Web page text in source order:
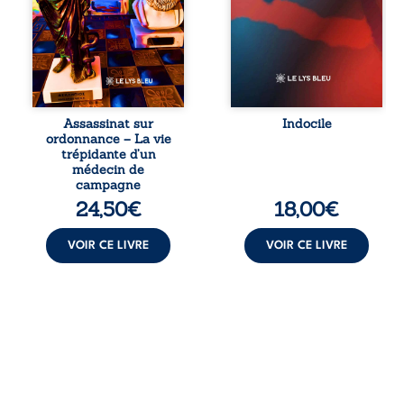
médecin de
famille, qui revient
sur son parcours
médical, syndical
et ordinal. Depuis
septembre 2013, il
raconte le long
combat qui l’a
conduit à être
écarté du corps
médical, malgré
une décision de
première instance
Assassinat sur
ordonnance – La vie
trépidante d’un
médecin de
campagne
24,50€
VOIR CE LIVRE
et les liens qu’on
sabote, cet
ouvrage parle à
vivent trop fort,
trop vrai, trop tôt.
traversée. Une
langue nue. Une
Indocile
18,00€
VOIR CE LIVRE